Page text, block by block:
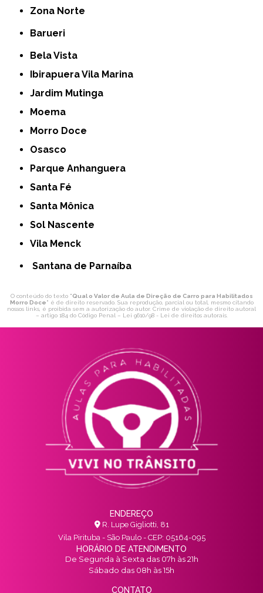
Zona Norte
Barueri
Bela Vista
Ibirapuera Vila Marina
Jardim Mutinga
Moema
Morro Doce
Osasco
Parque Anhanguera
Santa Fé
Santa Mônica
Sol Nascente
Vila Menck
Santana de Parnaíba
O conteúdo do texto "Qual o Valor de Aula de Direção de Carro para Habilitados
Morro Doce" é de direito reservado. Sua reprodução, parcial ou total, mesmo citando
nossos links, é proibida sem a autorização do autor. Crime de violação de direito autoral
– artigo 184 do Código Penal – Lei 9610/98 - Lei de direitos autorais.
ENDEREÇO
R. Lupe Gigliotti, 81
Vila Pirituba - São Paulo - CEP: 05164-095
HORÁRIO DE ATENDIMENTO
De Segunda à Sexta das 07h às 21h
Sábado das 08h às 15h
CONTATO